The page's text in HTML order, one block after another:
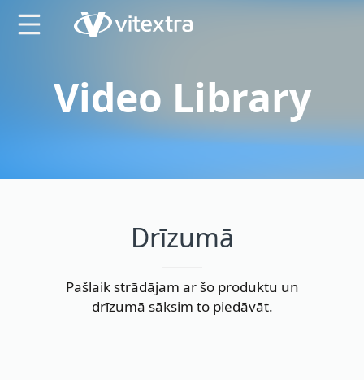
Video Library
Drīzumā
Pašlaik strādājam ar šo produktu un
drīzumā sāksim to piedāvāt.